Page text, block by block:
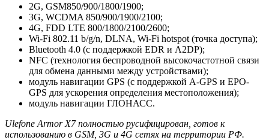
2G, GSM850/900/1800/1900;
3G, WCDMA 850/900/1900/2100;
4G, FDD LTE 800/1800/2100/2600;
Wi-Fi 802.11 b/g/n, DLNA, Wi-Fi hotspot (точка доступа);
Bluetooth 4.0 (с поддержкой EDR и A2DP);
NFC (технология беспроводной высокочастотной связи
для обмена данными между устройствами);
модуль навигации GPS (с поддержкой A-GPS и EPO-
GPS для ускорения определения местоположения);
модуль навигации ГЛОНАСС.
Ulefone Armor X7 полностью русифицирован, готов к
использованию в GSM, 3G и 4G сетях на территории РФ.